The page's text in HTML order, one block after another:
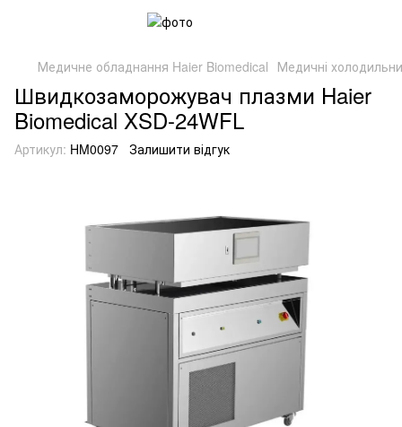
Медичне обладнання Haier Biomedical Медичні
Швидкозаморожувач плазми Haier
Biomedical XSD-24WFL
Артикул: HM0097 Залишити відгук